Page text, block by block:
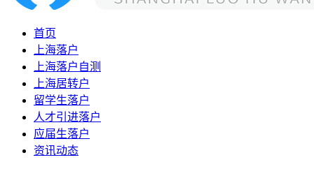
首页
上海落户
上海落户自测
上海居转户
留学生落户
人才引进落户
应届生落户
资讯动态